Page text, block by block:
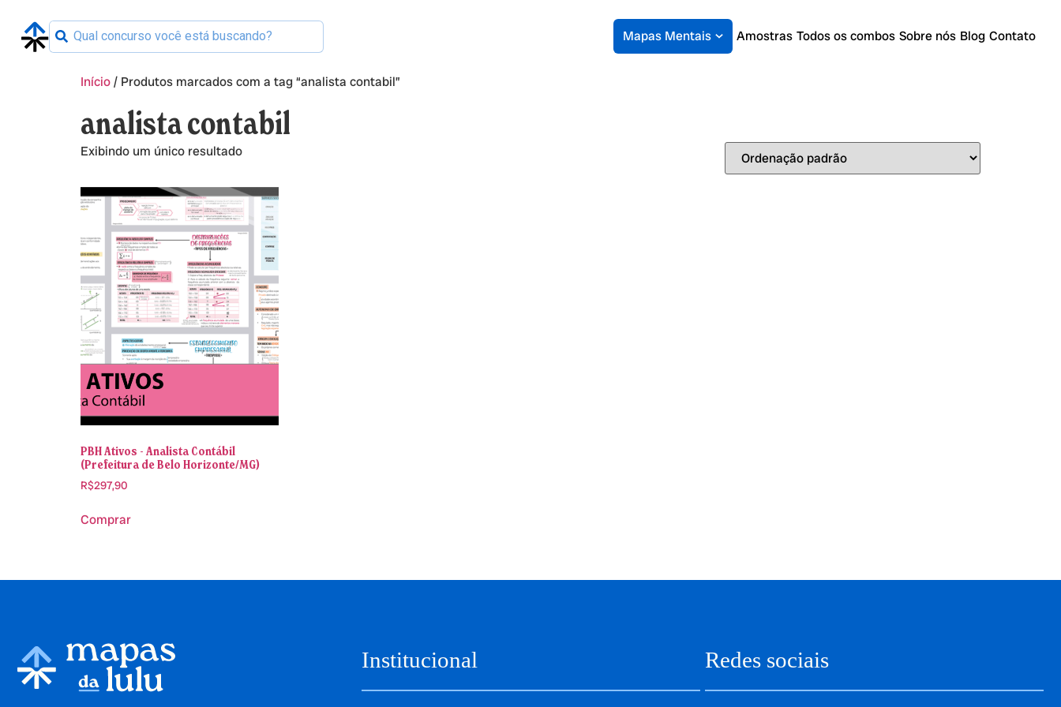
Mapas Mentais Amostras Todos os combos Sobre nós Blog Contato
Início/ Produtos marcados com a tag “analista contabil”
analista contabil
Exibindo um único resultado
PBH Ativos - Analista Contábil
(Prefeitura de Belo Horizonte/MG)
R$297,90
Comprar
Institucional Redes sociais